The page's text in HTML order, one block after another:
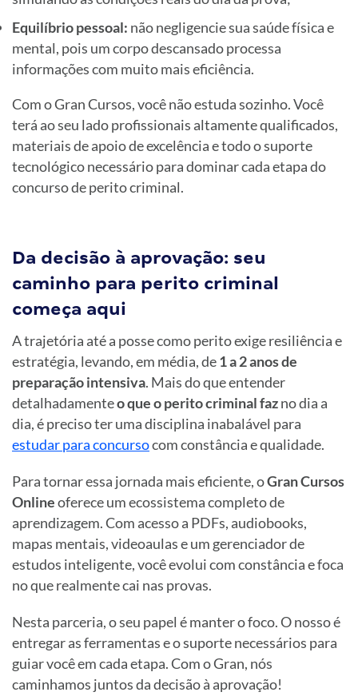
Equilíbrio pessoal: não negligencie sua saúde física e
mental, pois um corpo descansado processa
informações com muito mais eficiência.
Com o Gran Cursos, você não estuda sozinho. Você
terá ao seu lado profissionais altamente qualificados,
materiais de apoio de excelência e todo o suporte
tecnológico necessário para dominar cada etapa do
concurso de perito criminal.
Da decisão à aprovação: seu
caminho para perito criminal
começa aqui
A trajetória até a posse como perito exige resiliência e
estratégia, levando, em média, de1 a 2 anos de
preparação intensiva. Mais do que entender
detalhadamenteo que o perito criminal fazno dia a
dia, é preciso ter uma disciplina inabalável para
estudar para concursocom constância e qualidade.
Para tornar essa jornada mais eficiente, oGran Cursos
Onlineoferece um ecossistema completo de
aprendizagem. Com acesso a PDFs, audiobooks,
mapas mentais, videoaulas e um gerenciador de
estudos inteligente, você evolui com constância e foca
no que realmente cai nas provas.
Nesta parceria, o seu papel é manter o foco. O nosso é
entregar as ferramentas e o suporte necessários para
guiar você em cada etapa. Com o Gran, nós
caminhamos juntos da decisão à aprovação!